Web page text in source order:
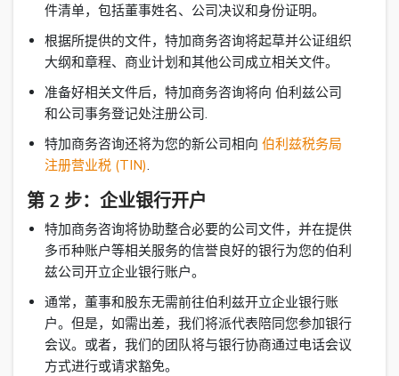
件清单，包括董事姓名、公司决议和身份证明。
根据所提供的文件，特加商务咨询将起草并公证组织
大纲和章程、商业计划和其他公司成立相关文件。
准备好相关文件后，特加商务咨询将向 伯利兹公司
和公司事务登记处注册公司.
特加商务咨询还将为您的新公司相向 伯利兹税务局
注册营业税 (TIN).
第 2 步：企业银行开户
特加商务咨询将协助整合必要的公司文件，并在提供
多币种账户等相关服务的信誉良好的银行为您的伯利
兹公司开立企业银行账户。
通常，董事和股东无需前往伯利兹开立企业银行账
户。但是，如需出差，我们将派代表陪同您参加银行
会议。或者，我们的团队将与银行协商通过电话会议
方式进行或请求豁免。